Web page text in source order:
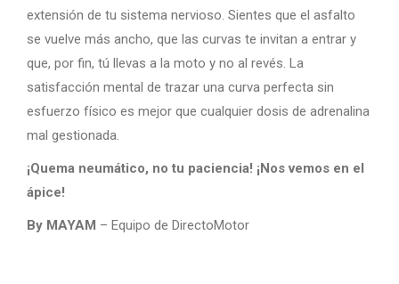
extensión de tu sistema nervioso. Sientes que el asfalto
se vuelve más ancho, que las curvas te invitan a entrar y
que, por fin, tú llevas a la moto y no al revés. La
satisfacción mental de trazar una curva perfecta sin
esfuerzo físico es mejor que cualquier dosis de adrenalina
mal gestionada.
¡Quema neumático, no tu paciencia! ¡Nos vemos en el
ápice!
By MAYAM – Equipo de DirectoMotor